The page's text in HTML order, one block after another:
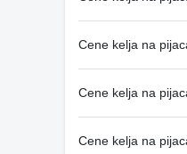
Cene kelja na
Cene kelja na
Cene kelja na